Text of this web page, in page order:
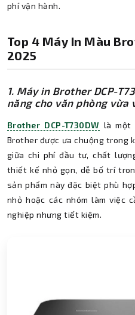
phí vận hành.
Top 4 Máy In Màu
2025
1. Máy in Brother DCP-
năng cho văn phòng vừa
Brother DCP-T730DW là một
Brother được ưa chuộng trong
giữa chi phí đầu tư, chất
thiết kế nhỏ gọn, dễ bố trí
sản phẩm này đặc biệt phù
nhỏ hoặc các nhóm làm việc
nghiệp nhưng tiết kiệm.